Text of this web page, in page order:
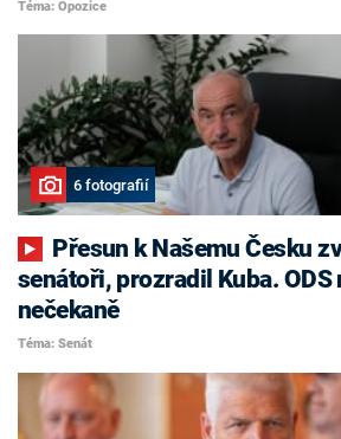
Téma: Opozice
6 fotografií
senátoři, prozradil Kuba. ODS
nečekaně
Téma: Senát